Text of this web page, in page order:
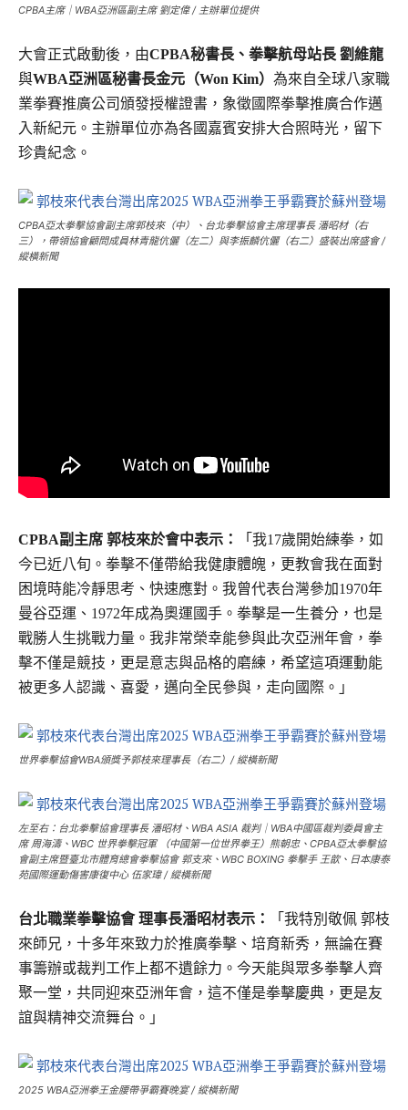
CPBA主席｜WBA亞洲區副主席 劉定偉 / 主辦單位提供
大會正式啟動後，由CPBA秘書長、拳擊航母站長 劉維龍
與WBA亞洲區秘書長金元（Won Kim） 為來自全球八家職
業拳賽推廣公司頒發授權證書，象徵國際拳擊推廣合作邁
入新紀元。主辦單位亦為各國嘉賓安排大合照時光，留下
珍貴紀念。
CPBA亞太拳擊協會副主席郭枝來（中）、台北拳擊協會主席理事長 潘昭材（右
三），帶領協會顧問成員林青龍伉儷（左二）與李振麟伉儷（右二）盛裝出席盛會 /
縱橫新聞
CPBA副主席 郭枝來於會中表示：
「我17歲開始練拳，如
今已近八旬。拳擊不僅帶給我健康體魄，更教會我在面對
困境時能冷靜思考、快速應對。我曾代表台灣參加1970年
曼谷亞運、1972年成為奧運國手。拳擊是一生養分，也是
戰勝人生挑戰力量。我非常榮幸能參與此次亞洲年會，拳
擊不僅是競技，更是意志與品格的磨練，希望這項運動能
被更多人認識、喜愛，邁向全民參與，走向國際。」
世界拳擊協會WBA頒獎予郭枝來理事長（右二）/ 縱橫新聞
左至右：台北拳擊協會理事長 潘昭材、WBA ASIA 裁判｜WBA中國區裁判委員會主
席 周海濤、WBC 世界拳擊冠軍 （中國第一位世界拳王）熊朝忠、CPBA亞太拳擊協
會副主席暨臺北市體育總會拳擊協會 郭支來、WBC BOXING 拳擊手 王歆、日本康泰
苑國際運動傷害康復中心 伍家瑋 / 縱橫新聞
台北職業拳擊協會 理事長潘昭材表示：
「我特別敬佩 郭枝
來師兄，十多年來致力於推廣拳擊、培育新秀，無論在賽
事籌辦或裁判工作上都不遺餘力。今天能與眾多拳擊人齊
聚一堂，共同迎來亞洲年會，這不僅是拳擊慶典，更是友
誼與精神交流舞台。」
2025 WBA亞洲拳王金腰帶爭霸賽晚宴 / 縱橫新聞